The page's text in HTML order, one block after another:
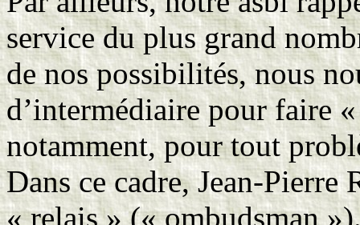
service du plus grand
de nos possibilités, nous
d’intermédiaire pour faire
notamment, pour tout
Dans ce cadre, Jean-
« relais » (« ombudsman